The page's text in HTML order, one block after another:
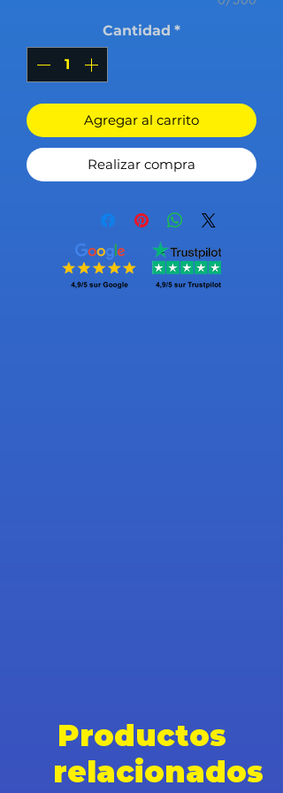
Cantidad *
Agregar al carrito
Realizar compra
Productos
relacionados